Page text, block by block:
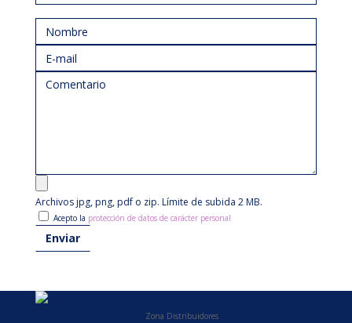
Archivos jpg, png, pdf o zip. Límite de subida 2 MB.
Acepto la protección de datos de carácter personal
Zona Distribuidores